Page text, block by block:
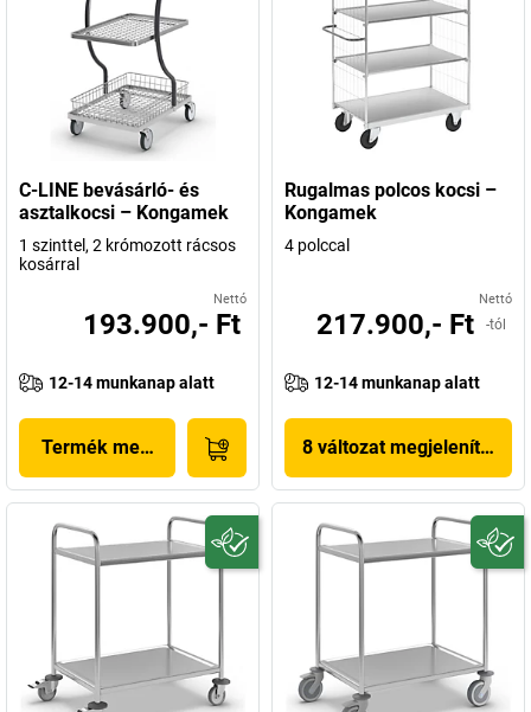
C-LINE bevásárló- és
asztalkocsi – Kongamek
1 szinttel, 2 krómozott rácsos
kosárral
Nettó
193.900,- Ft
12-14 munkanap alatt
Termék megjelenítése
Rugalmas polcos kocsi –
Kongamek
4 polccal
Nettó
217.900,- Ft -tól
12-14 munkanap alatt
8 változat megjelenítése